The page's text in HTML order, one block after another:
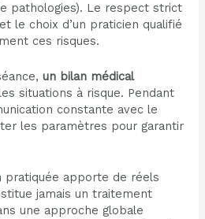
pathologies). Le respect strict
le choix d’un praticien qualifié
ces risques.
un bilan médical
situations à risque. Pendant
constante avec le
les paramètres pour garantir
pratiquée apporte de réels
jamais un traitement
une approche globale